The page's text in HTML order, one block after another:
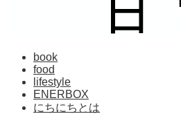
book
food
lifestyle
ENERBOX
にちにちとは